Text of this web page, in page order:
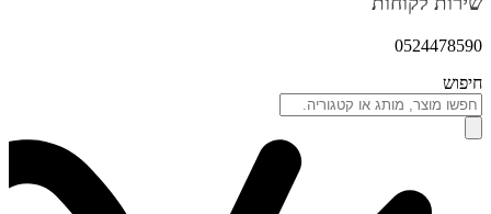
0524478590
חיפוש